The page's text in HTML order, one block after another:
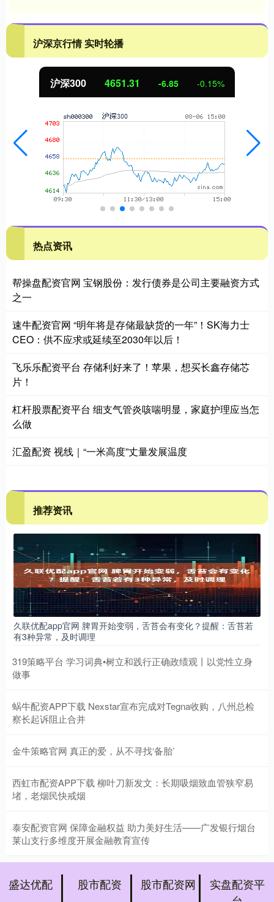
沪深京行情 实时轮播
沪深300 4651.31 -6.85 -0.15%
热点资讯
帮操盘配资官网 宝钢股份：发行债券是公司主要融资方式
之一
速牛配资官网 “明年将是存储最缺货的一年”！SK海力士
CEO：供不应求或延续至2030年以后！
飞乐乐配资平台 存储利好来了！苹果，想买长鑫存储芯
片！
杠杆股票配资平台 细支气管炎咳喘明显，家庭护理应当怎
么做
汇盈配资 视线｜“一米高度”丈量发展温度
推荐资讯
久联优配app官网 脾胃开始变弱，舌苔会有变化？提醒：舌苔若
有3种异常，及时调理
319策略平台 学习词典•树立和践行正确政绩观丨以党性立身
做事
蜗牛配资APP下载 Nexstar宣布完成对Tegna收购，八州总检
察长起诉阻止合并
金牛策略官网 真正的爱，从不寻找‘备胎’
西虹市配资APP下载 柳叶刀新发文：长期吸烟致血管狭窄易
堵，老烟民快戒烟
泰安配资官网 保障金融权益 助力美好生活——广发银行烟台
莱山支行多维度开展金融教育宣传
盛达优配 股市配资 股市配资网
实盘配资平